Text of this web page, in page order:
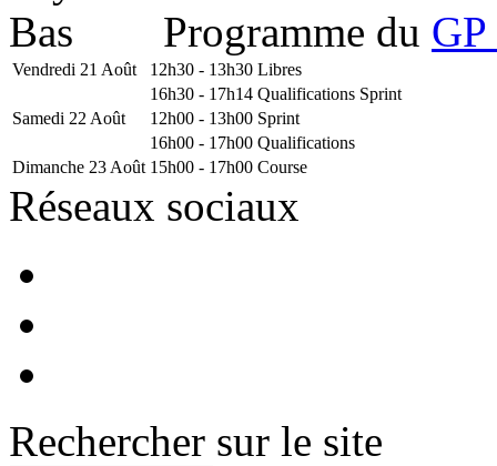
Programme du
Vendredi 21 Août 12h30 - 13h30 Libres
16h30 - 17h14 Qualifications Sprint
Samedi 22 Août
12h00 - 13h00 Sprint
16h00 - 17h00 Qualifications
Dimanche 23 Août 15h00 - 17h00 Course
Réseaux sociaux
Rechercher sur le site